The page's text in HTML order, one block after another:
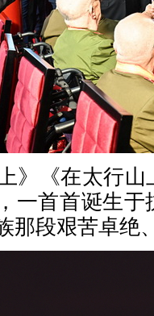
上》《在太行
一首首诞生
那段艰苦卓绝